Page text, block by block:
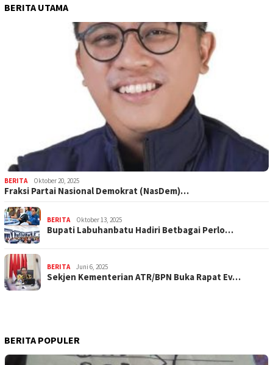
BERITA UTAMA
BERITA Oktober 20, 2025
Fraksi Partai Nasional Demokrat (NasDem)…
BERITA Oktober 13, 2025
Bupati Labuhanbatu Hadiri Betbagai Perlo…
BERITA Juni 6, 2025
Sekjen Kementerian ATR/BPN Buka Rapat Ev…
BERITA POPULER